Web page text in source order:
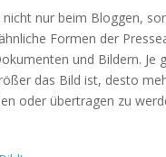
nicht nur beim Bloggen,
Formen der
und Bildern. Je
das Bild ist, desto
oder übertragen zu